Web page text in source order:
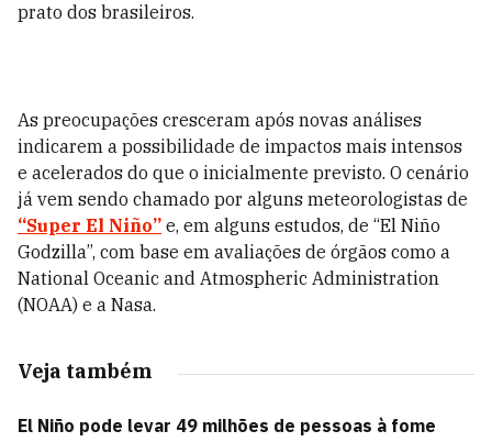
prato dos brasileiros.
As preocupações cresceram após novas análises
indicarem a possibilidade de impactos mais intensos
e acelerados do que o inicialmente previsto. O cenário
já vem sendo chamado por alguns meteorologistas de
“Super El Niño” e, em alguns estudos, de “El Niño
Godzilla”, com base em avaliações de órgãos como a
National Oceanic and Atmospheric Administration
(NOAA) e a Nasa.
Veja também
El Niño pode levar 49 milhões de pessoas à fome